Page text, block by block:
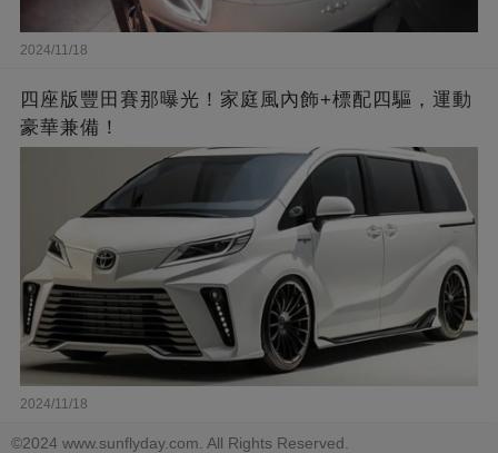
2024/11/18
四座版豐田賽那曝光！家庭風內飾+標配四驅，運動
豪華兼備！
2024/11/18
©2024 www.sunflyday.com. All Rights Reserved.